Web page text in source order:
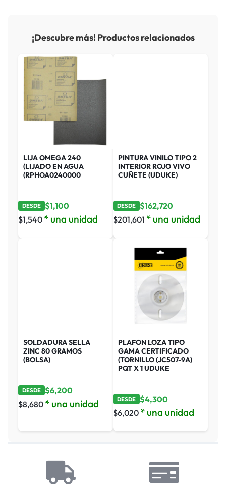
¡Descubre más! Productos relacionados
LIJA OMEGA 240
(LIJADO EN AGUA
(RPHOA0240000
DESDE $1,100
$1,540 * una unidad
PINTURA VINILO TIPO 2
INTERIOR ROJO VIVO
CUÑETE (UDUKE)
DESDE $162,720
$201,601 * una unidad
SOLDADURA SELLA
ZINC 80 GRAMOS
(BOLSA)
DESDE $6,200
$8,680 * una unidad
PLAFON LOZA TIPO
GAMA CERTIFICADO
(TORNILLO (JC507-9A)
PQT X 1 UDUKE
DESDE $4,300
$6,020 * una unidad